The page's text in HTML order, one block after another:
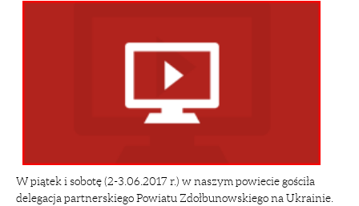
W piątek i sobotę (2-3.06.2017 r.) w naszym powiecie gościła
delegacja partnerskiego Powiatu Zdołbunowskiego na Ukrainie.